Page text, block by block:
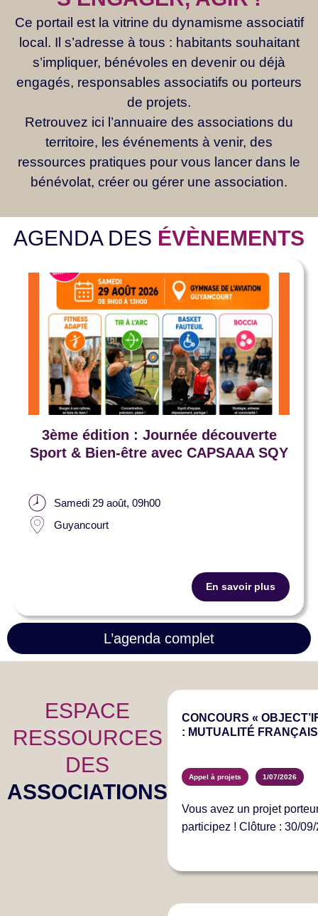
Ce portail est la vitrine du dynamisme associatif
local. Il s’adresse à tous : habitants souhaitant
s’impliquer, bénévoles en devenir ou déjà
engagés, responsables associatifs ou porteurs
de projets.
Retrouvez ici l’annuaire des associations du
territoire, les événements à venir, des
ressources pratiques pour vous lancer dans le
bénévolat, créer ou gérer une association.
AGENDA DES ÉVÈNEMENTS
3ème édition : Journée découverte
Sport & Bien-être avec CAPSAAA SQY
Samedi 29 août, 09h00
Guyancourt
En savoir plus
L’agenda complet
CONCOURS «
: MUTUALITÉ
Appel à projets 1/07/2026
Vous avez un projet
participez ! Clôture : 30/
ESPACE
RESSOURCES
DES
ASSOCIATIONS